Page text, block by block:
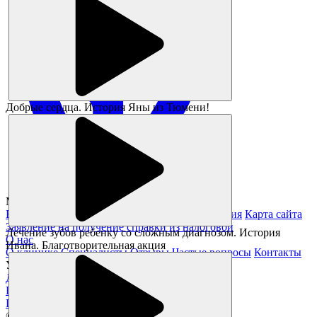
Добрые сердца. История Яны из Тюмени!
Лечение зубов ребенку со сложным диагнозом. История
Ивана. Благотворительная акция
Magickids Новосибирск, 2026
Благотворительность
Юридическая информация Карта сайта
Заявление на получение справки из налоговой
О нас
О клинике Специалисты Отзывы Частые вопросы Контакты
Услуги
Детское отделение
Взрослое отделение
Полезное
Памятка пациента
Акции